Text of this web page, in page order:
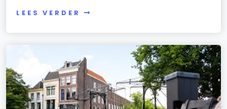
LEES VERDER